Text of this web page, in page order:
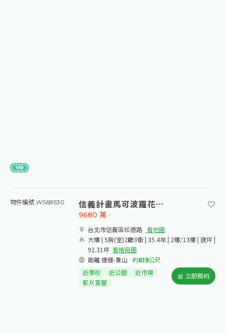
物件編號 WS68530 信義計畫馬可波羅花園五房
台北市信義區松德路​ 看地圖
大樓 | 5房(室)2廳3衛 | 35.4年 | 2樓/13樓 | 建坪 |
92.31坪 看格局圖
距離 捷運-象山
約619公尺
9680 萬
近學校 近公園
近市場
影片賞屋
立即預約